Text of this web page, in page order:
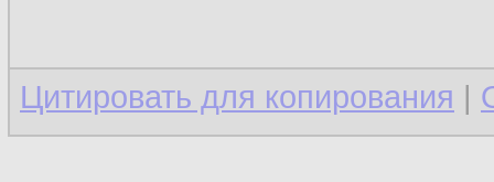
Цитировать для копирования |